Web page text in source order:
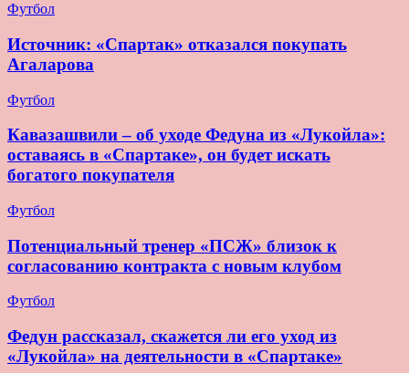
Футбол
Источник: «Спартак» отказался покупать
Агаларова
Футбол
Кавазашвили – об уходе Федуна из «Лукойла»:
оставаясь в «Спартаке», он будет искать
богатого покупателя
Футбол
Потенциальный тренер «ПСЖ» близок к
согласованию контракта с новым клубом
Футбол
Федун рассказал, скажется ли его уход из
«Лукойла» на деятельности в «Спартаке»